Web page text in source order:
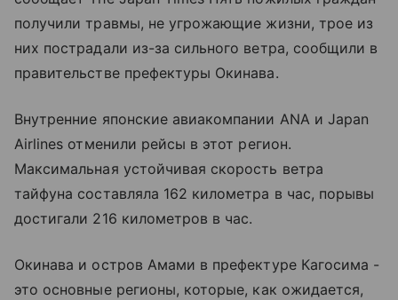
получили травмы, не угрожающие жизни, трое из
них пострадали из-за сильного ветра, сообщили в
правительстве префектуры Окинава.
Внутренние японские авиакомпании ANA и Japan
Airlines отменили рейсы в этот регион.
Максимальная устойчивая скорость ветра
тайфуна составляла 162 километра в час, порывы
достигали 216 километров в час.
Окинава и остров Амами в префектуре Кагосима -
это основные регионы, которые, как ожидается,